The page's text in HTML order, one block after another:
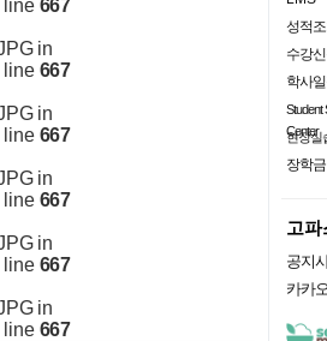
line 667
in
line 667
in
line 667
in
line 667
in
line 667
in
line 667
성적조
수강
학사
Student
Center
현장실
장학금
고파
공지
카카